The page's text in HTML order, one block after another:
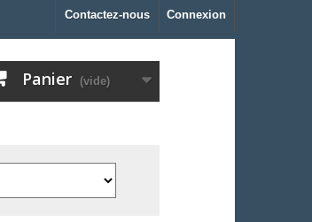
Connexion
Contactez-nous
Panier (vide)